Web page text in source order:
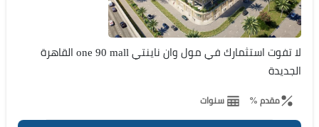
لا تفوت استثمارك في مول وان ناينتي one 90 mall القاهرة
الجديدة
مقدم % سنوات